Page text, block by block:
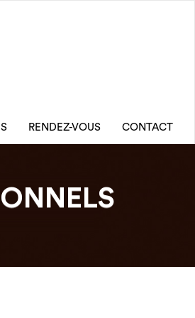
RENDEZ-VOUS CONTACT